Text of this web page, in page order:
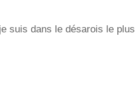
suis dans le désarois le plus